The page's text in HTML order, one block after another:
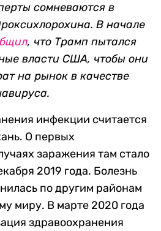
сомневаются в
В начале
, что Трамп пытался
власти США, чтобы они
на рынок в качестве
инфекции считается
О первых
заражения там стало
2019 года. Болезнь
по другим районам
миру. В марте 2020 года
здравоохранения